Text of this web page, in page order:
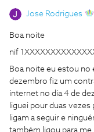
Jose Rodrigues
Boa noite
nif
Boa noite eu estou no
dezembro fiz um
internet no dia 4 de
liguei pour duas
ligam a seguir e
também ligou para